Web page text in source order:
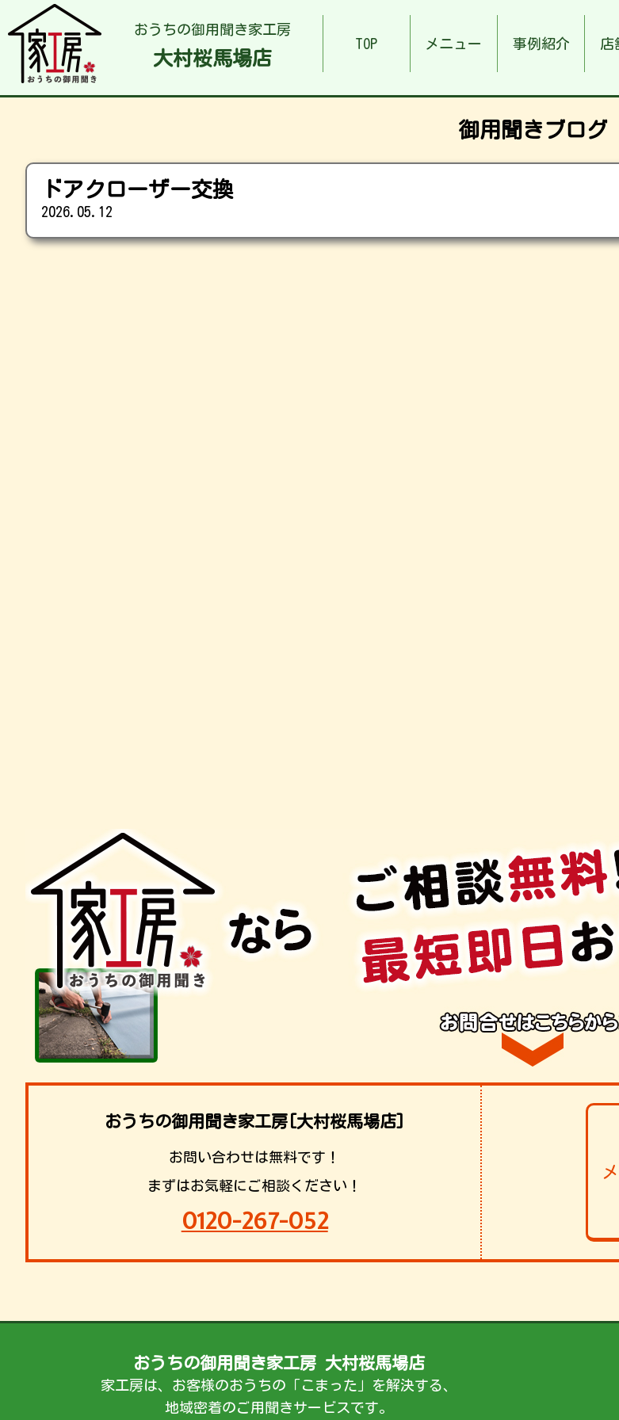
おうちの御用聞き家工房
大村桜馬場店
TOP メニュー 事例紹介 店
御用聞きブログ
ドアクローザー交換
2026.05.12
おうちの御用聞き家工房[大村桜馬場店]
お問い合わせは無料です！
まずはお気軽にご相談ください！
0120-267-052
おうちの御用聞き家工房 大村桜馬場店
家工房は、お客様のおうちの「こまった」を解決する、
地域密着のご用聞きサービスです。